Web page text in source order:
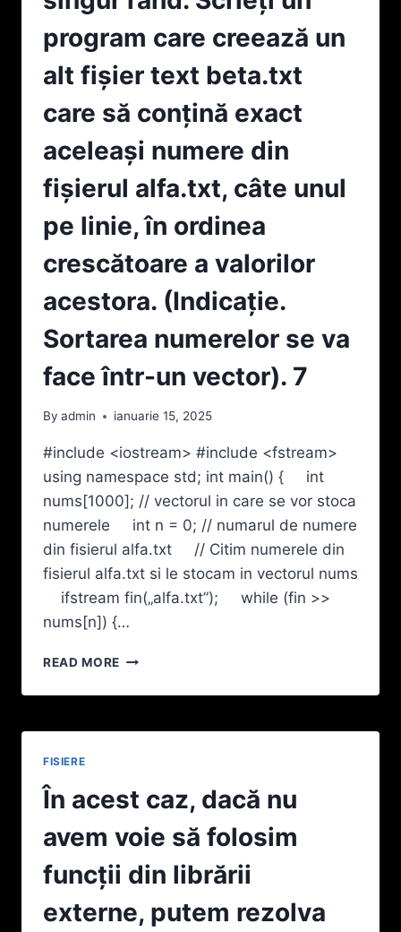
A
FIŞIERULUI
TREBUIE
SĂ
FIE
LINIA
A
N-
A
CARE
CONȚINE
N
CARACTERE
C
NEDESPĂRȚITE
PRIN
SPAȚII.
AFIŞAŢI
CONȚINUTUL
FIŞIERULUI.
5
FIECARE,
PE
SINGUR
RÂND.
SCRIEȚI
PROGRAM
CARE
AFIŞEAZĂ
ECRAN
CÂTE
VALORI
DISTINCTE
EXISTĂ
FIŞIER.
6
program care creează un
alt fişier text beta.txt
care să conțină exact
aceleaşi numere din
fişierul alfa.txt, câte unul
pe linie, în ordinea
crescătoare a valorilor
acestora. (Indicație.
Sortarea numerelor se va
face într-un vector). 7
By admin ianuarie 15, 2025
#include <iostream> #include <fstream>
using namespace std; int main() { int
nums[1000]; // vectorul in care se vor stoca
numerele int n = 0; // numarul de numere
din fisierul alfa.txt // Citim numerele din
fisierul alfa.txt si le stocam in vectorul nums
ifstream fin(„alfa.txt”); while (fin >>
nums[n]) {…
READ MORE ÎN
TEXT
SE
MULTE
NUMERE
NATURALE,
DE
CEL
MULT
CIFRE
FISIERE
În acest caz, dacă nu
avem voie să folosim
funcții din librării
externe, putem rezolva